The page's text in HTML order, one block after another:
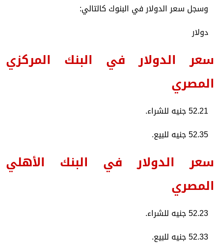
وسجل سعر الدولار في البنوك كالتالي:
دولار
سعر الدولار في البنك المركزي
المصري
52.21 جنيه للشراء.
52.35 جنيه للبيع.
سعر الدولار في البنك الأهلي
المصري
52.23 جنيه للشراء.
52.33 جنيه للبيع.